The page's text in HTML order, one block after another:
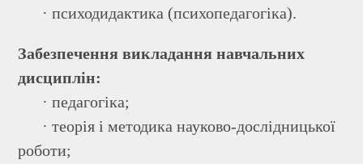
· психодидактика (психопедагогіка).
Забезпечення викладання навчальних
дисциплін:
· педагогіка;
· теорія і методика науково-дослідницької
роботи;